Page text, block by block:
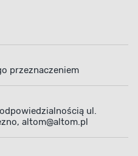
przeznaczeniem
ul.
altom@altom.pl